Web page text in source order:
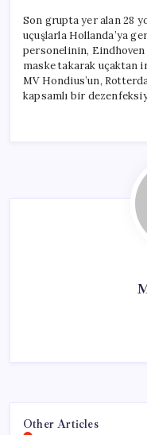
Son grupta yer alan 28
uçuşlarla Hollanda’ya
personelinin, Eindhoven
maske takarak uçaktan
MV Hondius’un,
kapsamlı bir
Other Articles